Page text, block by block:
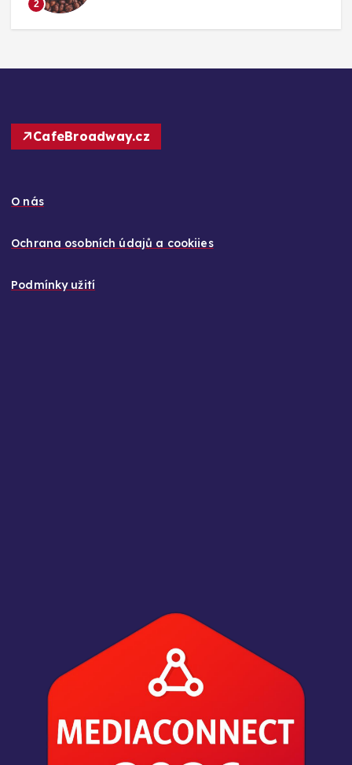
3
CafeBroadway.cz
O nás
Ochrana osobních údajů a cookiies
Podmínky užití